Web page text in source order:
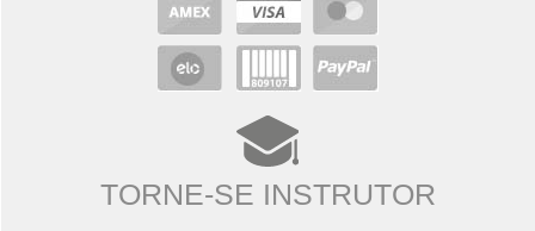
TORNE-SE INSTRUTOR